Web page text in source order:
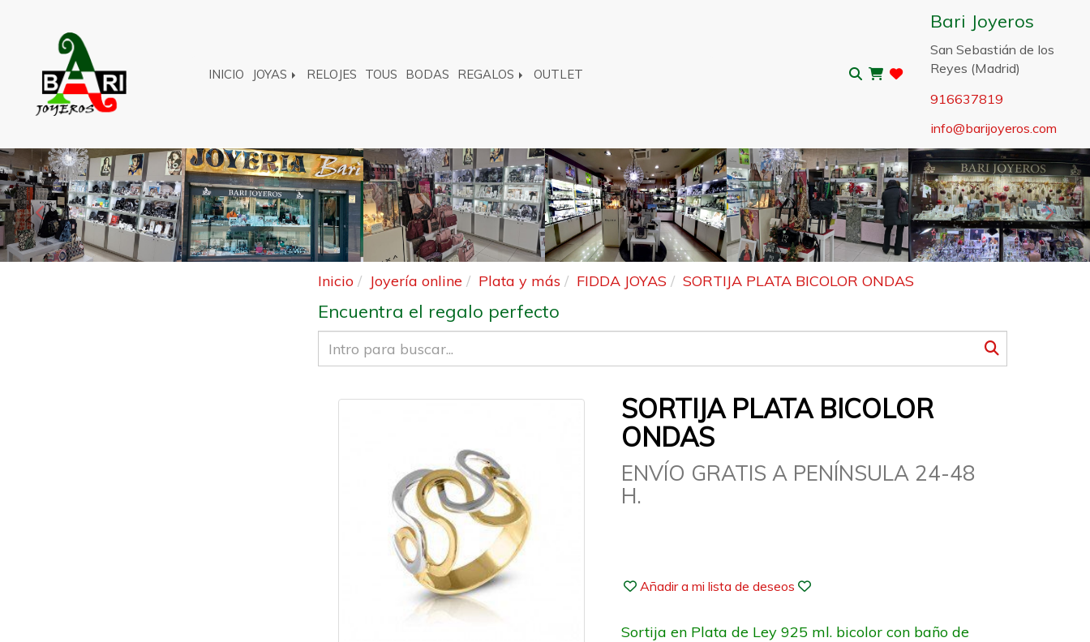
INICIO JOYAS RELOJES TOUS BODAS REGALOS OUTLET
Bari Joyeros
San Sebastián de los
Reyes (Madrid)
916637819
info
barijoyeros.com
Anterior
Inicio Joyería online Plata y más FIDDA JOYAS SORTIJA PLATA BICOLOR ONDAS
Encuentra el regalo perfecto
SORTIJA PLATA BICOLOR
ONDAS
ENVÍO GRATIS A PENÍNSULA 24-48
H.
Añadir a mi lista de deseos
Sortija en Plata de Ley 925 ml. bicolor con baño de